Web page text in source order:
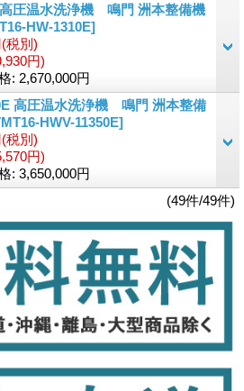
圧温水洗浄機 鳴門 洲本整備機
HW-1310E]
(税別)
円)
: 2,670,000円
高圧温水洗浄機 鳴門 洲本整備
HWV-11350E]
(税別)
円)
: 3,650,000円
(49件/49件)